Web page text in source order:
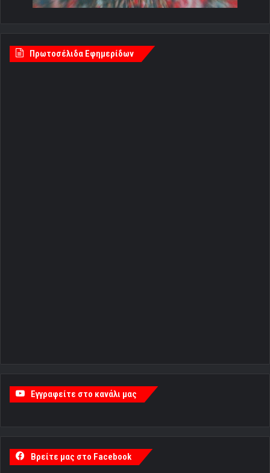
Πρωτοσέλιδα Εφημερίδων
Εγγραφείτε στο κανάλι μας
Βρείτε μας στο Facebook